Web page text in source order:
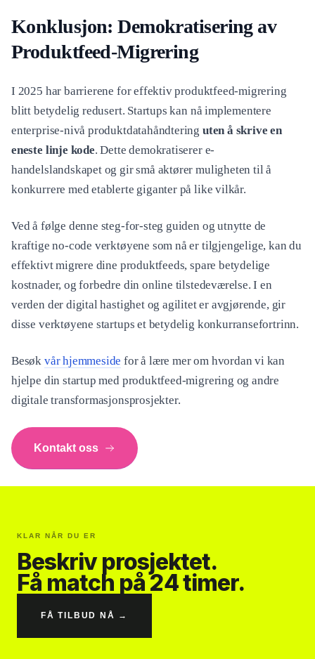
Konklusjon: Demokratisering av
Produktfeed-Migrering
I 2025 har barrierene for effektiv produktfeed-migrering
blitt betydelig redusert. Startups kan nå implementere
enterprise-nivå produktdatahåndtering uten å skrive en
eneste linje kode. Dette demokratiserer e-
handelslandskapet og gir små aktører muligheten til å
konkurrere med etablerte giganter på like vilkår.
Ved å følge denne steg-for-steg guiden og utnytte de
kraftige no-code verktøyene som nå er tilgjengelige, kan du
effektivt migrere dine produktfeeds, spare betydelige
kostnader, og forbedre din online tilstedeværelse. I en
verden der digital hastighet og agilitet er avgjørende, gir
disse verktøyene startups et betydelig konkurransefortrinn.
Besøk vår hjemmeside for å lære mer om hvordan vi kan
hjelpe din startup med produktfeed-migrering og andre
digitale transformasjonsprosjekter.
Kontakt oss
KLAR NÅR DU ER
Beskriv prosjektet.
Få match på 24 timer.
FÅ TILBUD NÅ →